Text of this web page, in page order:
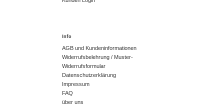
Info
AGB und Kundeninformationen
Widerrufsbelehrung / Muster-
Widerrufsformular
Datenschutzerklärung
Impressum
FAQ
über uns